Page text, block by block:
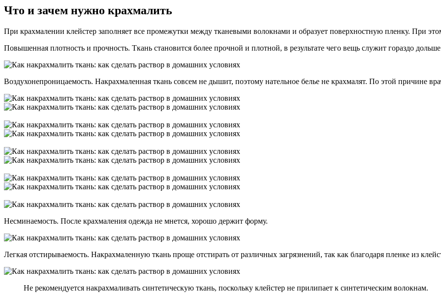
Что и зачем нужно крахмалить
При крахмалении клейстер заполняет все промежутки между тканевыми волокнами и образует поверхностную пленку. При
Повышенная плотность и прочность. Ткань становится более прочной и плотной, в результате чего вещь служит гораздо
Воздухонепроницаемость. Накрахмаленная ткань совсем не дышит, поэтому нательное белье не крахмалят. По этой причине
Несминаемость. После крахмаления одежда не мнется, хорошо держит форму.
Легкая отстирываемость. Накрахмаленную ткань проще отстирать от различных загрязнений, так как благодаря пленке из
Не рекомендуется накрахмаливать синтетическую ткань, поскольку клейстер не прилипает к синтетическим волокнам.